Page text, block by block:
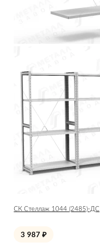
СК Стеллаж 1044 (2485)-ДС
3 987 ₽